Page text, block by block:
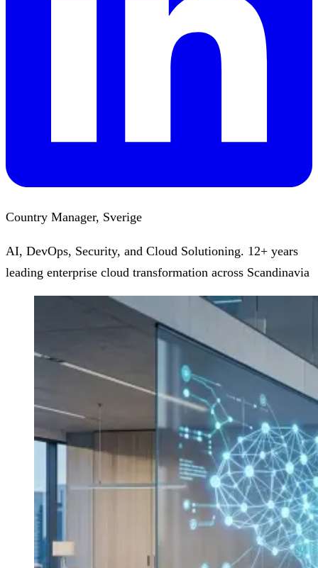
Country Manager, Sverige
AI, DevOps, Security, and Cloud Solutioning. 12+ years
leading enterprise cloud transformation across Scandinavia